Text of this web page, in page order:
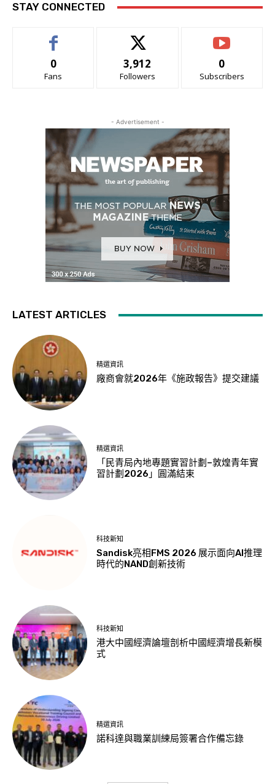
STAY CONNECTED
0
Fans
3,912
Followers
0
Subscribers
- Advertisement -
LATEST ARTICLES
精選資訊
廠商會就2026年《施政報告》提交建議
精選資訊
「民青局內地專題實習計劃–敦煌青年實
習計劃2026」圓滿結束
科技新知
Sandisk亮相FMS 2026 展示面向AI推理
時代的NAND創新技術
科技新知
港大中國經濟論壇剖析中國經濟增長新模
式
精選資訊
諾科達與職業訓練局簽署合作備忘錄